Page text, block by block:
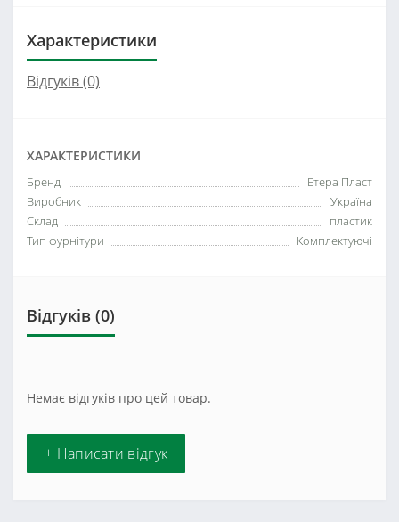
Характеристики
Відгуків (0)
ХАРАКТЕРИСТИКИ
Бренд
Етера Пласт
Виробник
Україна
Склад
пластик
Тип фурнітури
Комплектуючі
Відгуків (0)
Немає відгуків про цей товар.
+ Написати відгук